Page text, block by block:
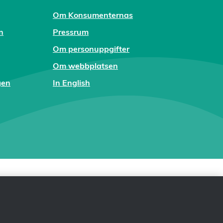
Om Konsumenternas
Pressrum
Om personuppgifter
Om webbplatsen
In English